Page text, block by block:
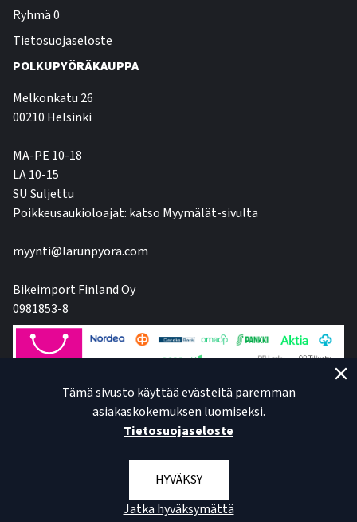
Ryhmä 0
Tietosuojaseloste
POLKUPYÖRÄKAUPPA
Melkonkatu 26
00210 Helsinki
MA-PE 10-18
LA 10-15
SU Suljettu
Poikkeusaukioloajat: katso Myymälät-sivulta
myynti@larunpyora.com
Bikeimport Finland Oy
0981853-8
Tämä sivusto käyttää evästeitä paremman
asiakaskokemuksen luomiseksi.
Tietosuojaseloste
HYVÄKSY
Jatka hyväksymättä